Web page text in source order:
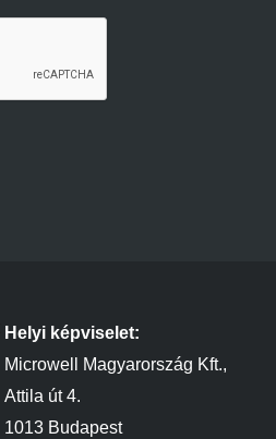
Helyi képviselet:
Microwell Magyarország Kft.,
Attila út 4.
1013 Budapest